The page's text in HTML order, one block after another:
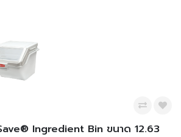
Ingredient Bin ขนาด 12.63